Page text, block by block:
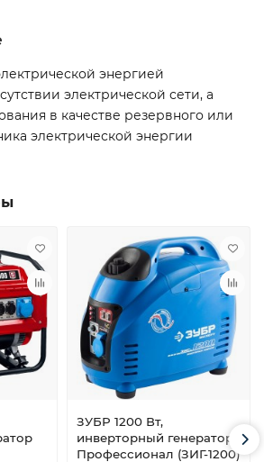
энергией
электрической сети, а
в качестве резервного или
электрической энергии
ЗУБР 1200 Вт,
инверторный генератор,
Профессионал (ЗИГ-1200)